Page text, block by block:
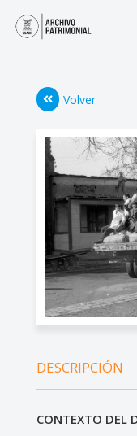
Volver
DESCRIPCIÓN
CONTEXTO DEL